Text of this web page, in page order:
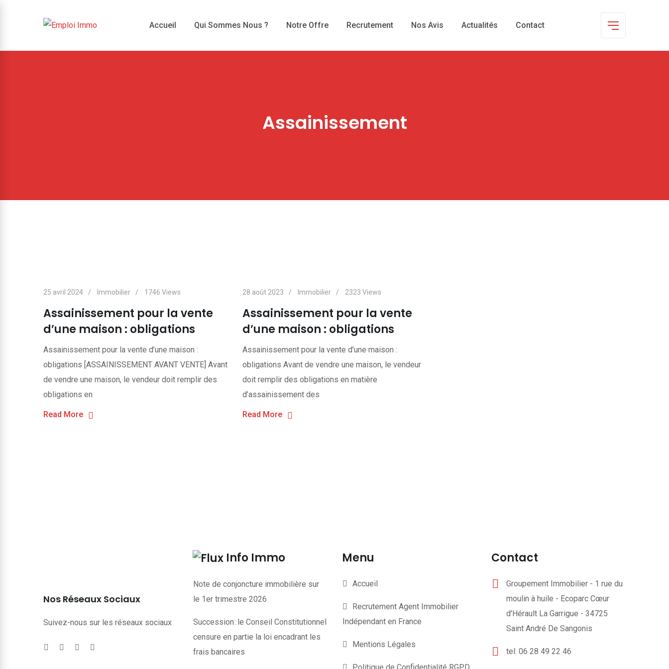
Accueil Qui Sommes Nous ? Notre Offre Recrutement Nos Avis Actualités Contact
Assainissement
25 avril 2024 Immobilier 1746 Views
Assainissement pour la vente
d’une maison : obligations
Assainissement pour la vente d’une maison :
obligations [ASSAINISSEMENT AVANT VENTE] Avant
de vendre une maison, le vendeur doit remplir des
obligations en
Read More
28 août 2023 Immobilier 2323 Views
Assainissement pour la vente
d’une maison : obligations
Assainissement pour la vente d’une maison :
obligations Avant de vendre une maison, le vendeur
doit remplir des obligations en matière
d’assainissement des
Read More
Nos Réseaux Sociaux
Suivez-nous sur les réseaux sociaux
Info Immo
Note de conjoncture immobilière sur
le 1er trimestre 2026
Succession : le Conseil Constitutionnel
censure en partie la loi encadrant les
frais bancaires
Menu
Accueil
Recrutement Agent Immobilier
Indépendant en France
Mentions Légales
Contact
Groupement Immobilier - 1 rue du
moulin à huile - Ecoparc Cœur
d'Hérault La Garrigue - 34725
Saint André De Sangonis
tel: 06 28 49 22 46